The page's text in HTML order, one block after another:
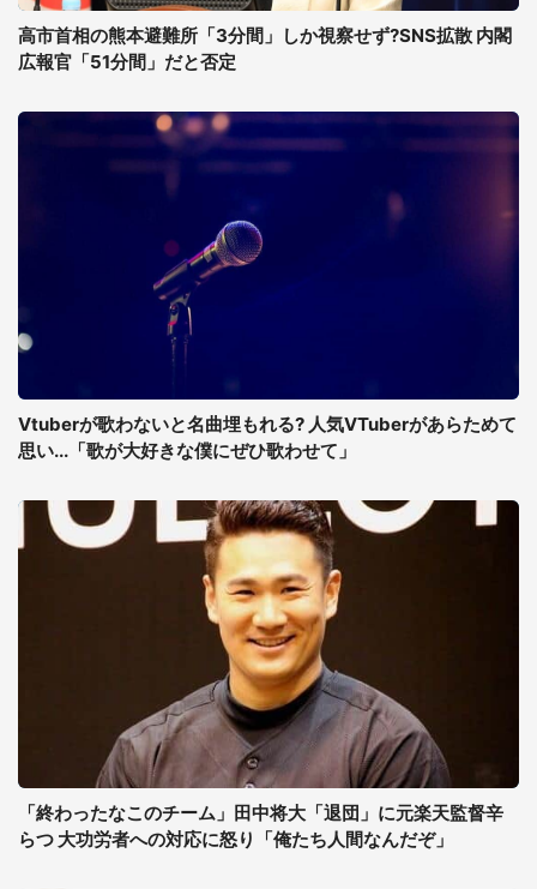
高市首相の熊本避難所「3分間」しか視察せず?SNS拡散 内閣
広報官「51分間」だと否定
Vtuberが歌わないと名曲埋もれる? 人気VTuberがあらためて
思い...「歌が大好きな僕にぜひ歌わせて」
「終わったなこのチーム」田中将大「退団」に元楽天監督辛
らつ 大功労者への対応に怒り「俺たち人間なんだぞ」